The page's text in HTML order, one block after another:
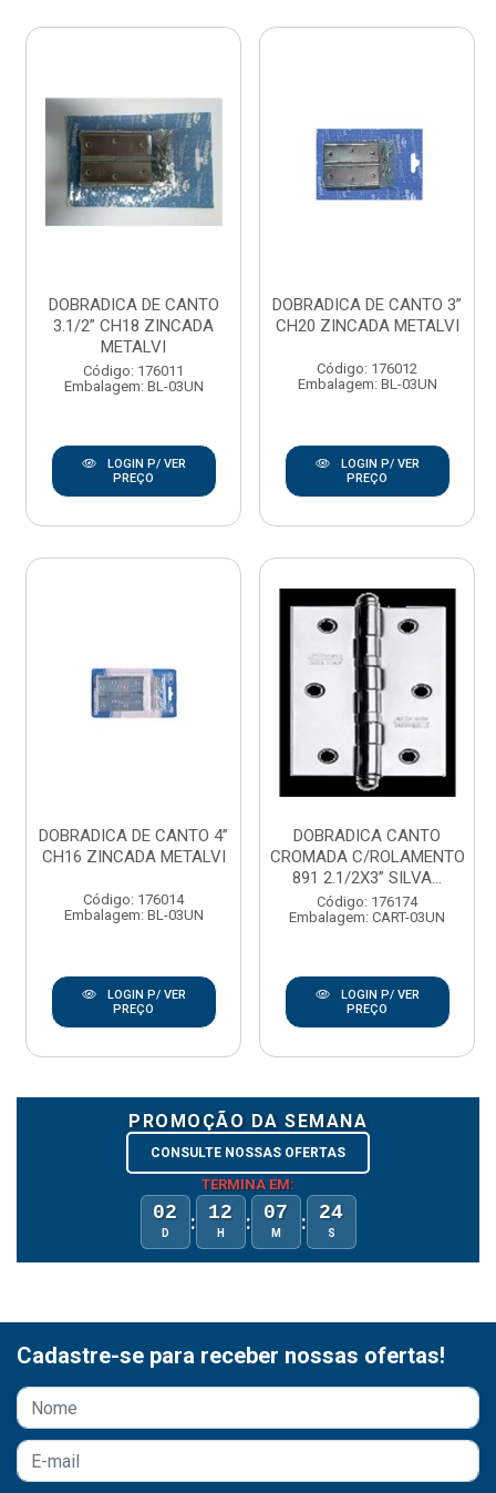
DOBRADICA DE CANTO
3.1/2” CH18 ZINCADA
METALVI
Código: 176011
Embalagem: BL-03UN
LOGIN P/ VER
PREÇO
DOBRADICA DE CANTO 3”
CH20 ZINCADA METALVI
Código: 176012
Embalagem: BL-03UN
LOGIN P/ VER
PREÇO
DOBRADICA DE CANTO 4”
CH16 ZINCADA METALVI
Código: 176014
Embalagem: BL-03UN
LOGIN P/ VER
PREÇO
DOBRADICA CANTO
CROMADA C/ROLAMENTO
891 2.1/2X3” SILVA...
Código: 176174
Embalagem: CART-03UN
LOGIN P/ VER
PREÇO
PROMOÇÃO DA SEMANA
CONSULTE NOSSAS OFERTAS
TERMINA EM:
02
D : 12
H : 07
M : 24
S
Cadastre-se para receber nossas ofertas!